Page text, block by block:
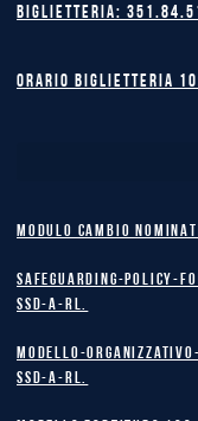
Biglietteria:
Orario biglietteria
MODULO CAMBIO
safeguarding-policy-
SSD-A-RL.
Modello-
SSD-A-RL.